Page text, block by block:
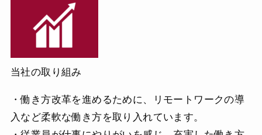
当社の取り組み
・働き方改革を進めるために、リモートワークの導
入など柔軟な働き方を取り入れています。